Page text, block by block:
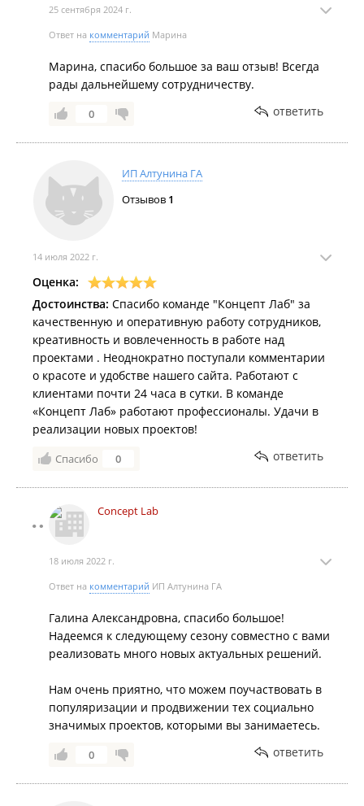
25 сентября 2024 г.
Ответ на комментарий Марина
Марина, спасибо большое за ваш отзыв! Всегда
рады дальнейшему сотрудничеству.
0 ответить
ИП Алтунина ГА
Отзывов 1
14 июля 2022 г.
Оценка:
Достоинства: Спасибо команде "Концепт Лаб" за
качественную и оперативную работу сотрудников,
креативность и вовлеченность в работе над
проектами . Неоднократно поступали комментарии
о красоте и удобстве нашего сайта. Работают с
клиентами почти 24 часа в сутки. В команде
«Концепт Лаб» работают профессионалы. Удачи в
реализации новых проектов!
Спасибо 0 ответить
Concept Lab
18 июля 2022 г.
Ответ на комментарий ИП Алтунина ГА
Галина Александровна, спасибо большое!
Надеемся к следующему сезону совместно с вами
реализовать много новых актуальных решений.
Нам очень приятно, что можем поучаствовать в
популяризации и продвижении тех социально
значимых проектов, которыми вы занимаетесь.
0 ответить